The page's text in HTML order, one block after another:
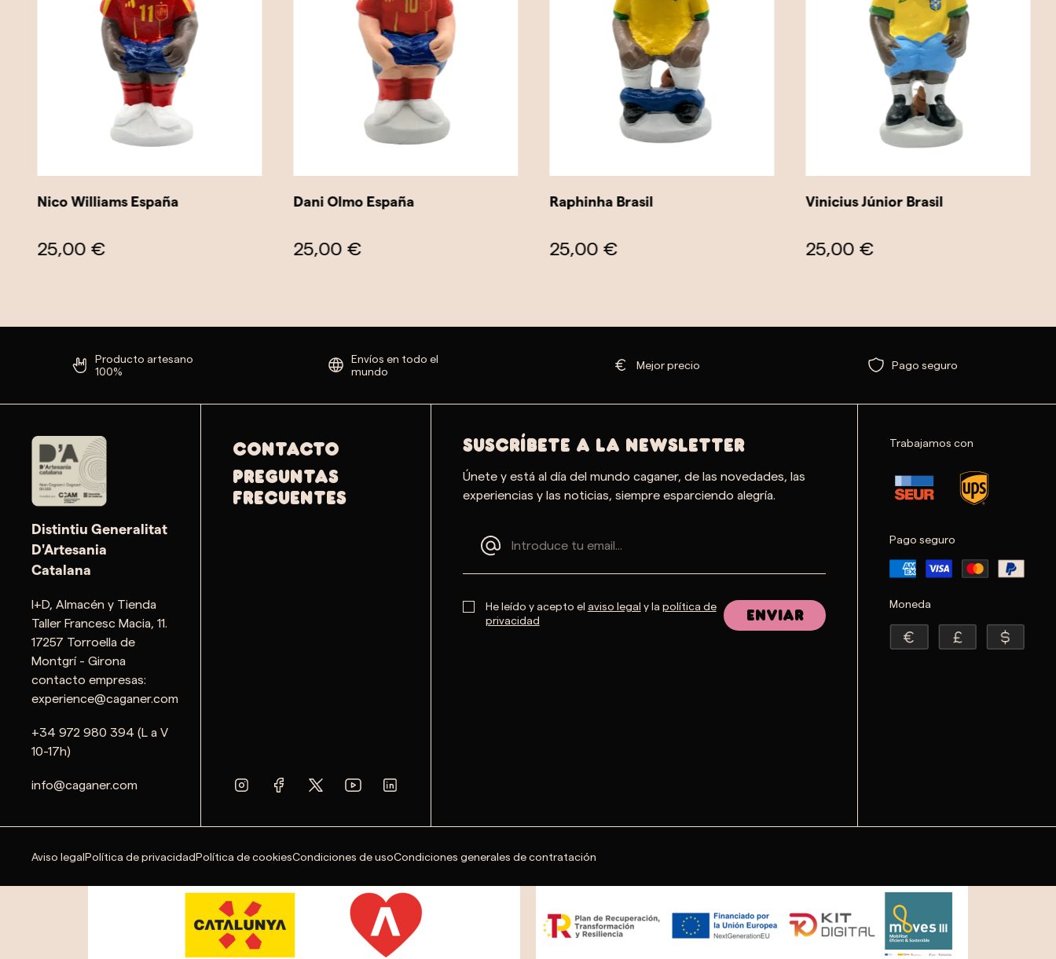
Nico Williams España
25,00 €
Dani Olmo España
25,00 €
Raphinha Brasil
25,00 €
Vinicius Júnior Brasil
25,00 €
Producto artesano
100%
Envíos en todo el
mundo
Mejor precio Pago seguro
Distintiu Generalitat
D'Artesania
Catalana
I+D, Almacén y Tienda
Taller Francesc Macia, 11.
17257 Torroella de
Montgrí - Girona
contacto empresas:
experience@caganer.com
+34 972 980 394 (L a V
10-17h)
info@caganer.com
Contacto
PREGUNTAS
FRECUENTES
SUSCRÍBETE A LA NEWSLETTER
Únete y está al día del mundo caganer, de las novedades, las
experiencias y las noticias, siempre esparciendo alegría.
He leído y acepto el aviso legal y la política de
privacidad
Enviar
Trabajamos con
Pago seguro
Moneda
Aviso legalPolítica de privacidadPolítica de cookiesCondiciones de usoCondiciones generales de contratación